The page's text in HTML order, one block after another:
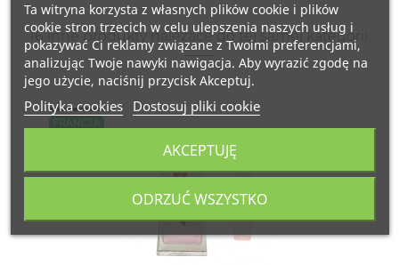
16 inne produkty należące do tej samej kategorii:
FRANCJA
Ta witryna korzysta z własnych plików cookie i plików
cookie stron trzecich w celu ulepszenia naszych usług i
pokazywać Ci reklamy związane z Twoimi preferencjami,
analizując Twoje nawyki nawigacja. Aby wyrazić zgodę na
jego użycie, naciśnij przycisk Akceptuj.
Polityka cookies Dostosuj pliki cookie
ODRZUĆ WSZYSTKO
AKCEPTUJĘ